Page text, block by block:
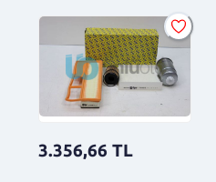
3.356,66 TL